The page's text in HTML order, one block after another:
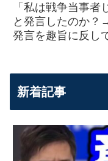
「私は戦争当事者
と発言したのか？
発言を趣旨に反し
新着記事